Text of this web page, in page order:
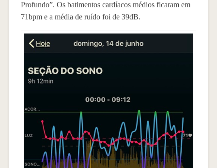
Profundo”. Os batimentos cardíacos médios ficaram em
71bpm e a média de ruído foi de 39dB.